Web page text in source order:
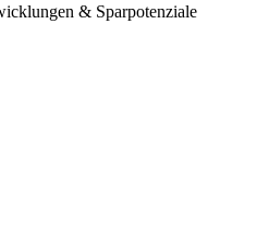
& Sparpotenziale